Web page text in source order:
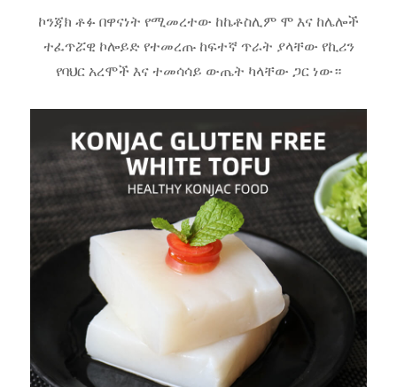
ኮንጃክ ቶፉ በዋናነት የሚመረተው ከኬቶስሊም ሞ እና ከሌሎች
ተፈጥሯዊ ኮሎይድ የተመረጡ ከፍተኛ ጥራት ያላቸው የኪሪን
የባህር አረሞች እና ተመሳሳይ ውጤት ካላቸው ጋር ነው።